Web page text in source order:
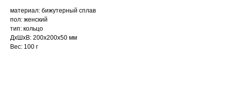
материал: бижутерный сплав
пол: женский
тип: кольцо
ДxШxВ: 200x200x50 мм
Вес: 100 г